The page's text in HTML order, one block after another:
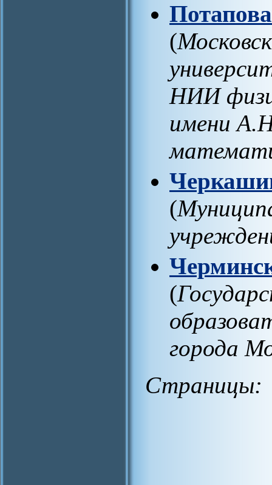
(
НИИ
имени
(
(
города
Страницы: